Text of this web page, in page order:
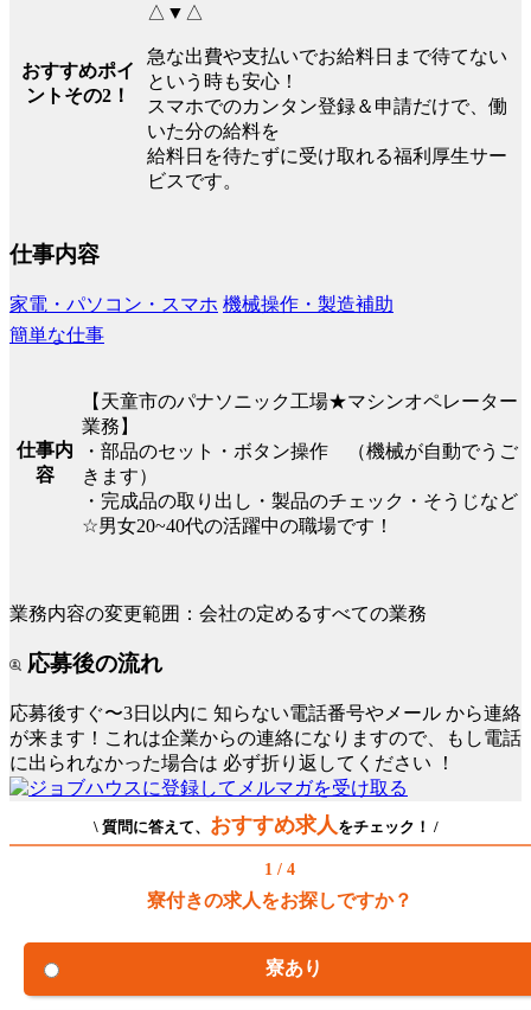
おすすめポイ
ントその2！
△▼△
急な出費や支払いでお給料日まで待てない
という時も安心！
スマホでのカンタン登録＆申請だけで、働
いた分の給料を
給料日を待たずに受け取れる福利厚生サー
ビスです。
仕事内容
家電・パソコン・スマホ 機械操作・製造補助
簡単な仕事
仕事内
容
【天童市のパナソニック工場★マシンオペレーター
業務】
・部品のセット・ボタン操作 （機械が自動でうご
きます）
・完成品の取り出し・製品のチェック・そうじなど
☆男女20~40代の活躍中の職場です！
業務内容の変更範囲：会社の定めるすべての業務
応募後の流れ
応募後すぐ〜3日以内に 知らない電話番号やメール から連絡
が来ます！これは企業からの連絡になりますので、もし電話
に出られなかった場合は 必ず折り返してください ！
\ 質問に答えて、 おすすめ求人 をチェック！ /
1 / 4
寮付きの求人をお探しですか？
寮あり